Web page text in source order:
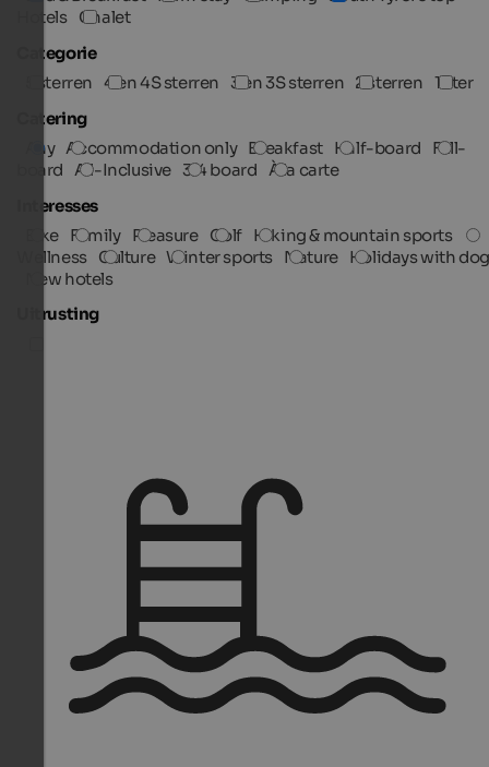
Hotels Chalet
Categorie
5 sterren 4 en 4S sterren 3 en 3S sterren 2 sterren 1 ster
Catering
Any Accommodation only Breakfast Half-board
Full-
board All-Inclusive 3/4 board À la carte
Interesses
Bike Family Pleasure Golf Hiking & mountain sports
Wellness Culture Winter sports Nature Holidays with
New hotels
Uitrusting